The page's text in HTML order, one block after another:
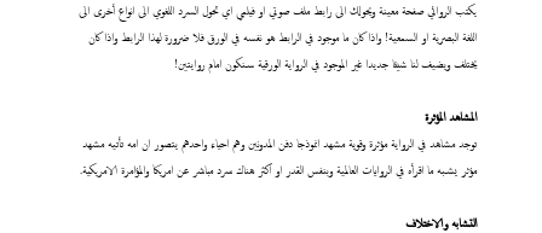
يكتب الروائي صفحة معينة ويحولك الى رابط ملف صوتي او فيلمي اي تحول السرد اللغوي الى انواع أخرى الى
اللغة البصرية او السمعية! واذا كان ما موجود في الرابط هو نفسه في الورق فلا ضرورة لهذا الرابط واذا كان
يختلف ويضيف لنا شيئا جديدا غير الموجود في الرواية الورقية سنكون امام روايتين!
المشاهد المؤثرة
توجد مشاهد في الرواية مؤثرة وقوية مشهد انموذجا دفن المدونين وهم احياء واحدهم يتصور ان امه تأتيه مشهد
مؤثر يشبه ما اقرأه في الروايات العالمية وبنفس القدر او اكثر هناك سرد مباشر عن امريكا والمؤامرة الامريكية.
التشابه والاختلاف